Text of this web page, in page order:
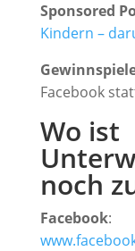
Sponsored
Kindern –
Facebook
Wo ist
noch
Facebook: